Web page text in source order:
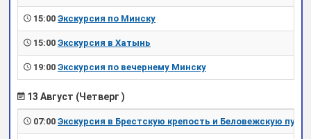
15:00 Экскурсия по Минску
15:00 Экскурсия в Хатынь
19:00 Экскурсия по вечернему Минску
13 Август (Четверг )
07:00 Экскурсия в Брестскую крепость и Беловежскую пущу